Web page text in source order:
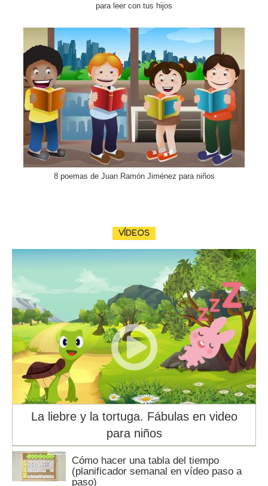
para leer con tus hijos
8 poemas de Juan Ramón Jiménez para niños
VÍDEOS
La liebre y la tortuga. Fábulas en video
para niños
Cómo hacer una tabla del tiempo
(planificador semanal en vídeo paso a
paso)